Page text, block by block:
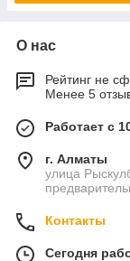
О нас
Рейтинг не
Менее 5
Работает с
г. Алматы
улица
Контакты
Сегодня